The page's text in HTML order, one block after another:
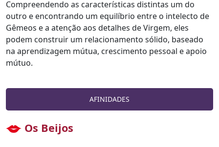
Compreendendo as características distintas um do
outro e encontrando um equilíbrio entre o intelecto de
Gêmeos e a atenção aos detalhes de Virgem, eles
podem construir um relacionamento sólido, baseado
na aprendizagem mútua, crescimento pessoal e apoio
mútuo.
AFINIDADES
Os Beijos